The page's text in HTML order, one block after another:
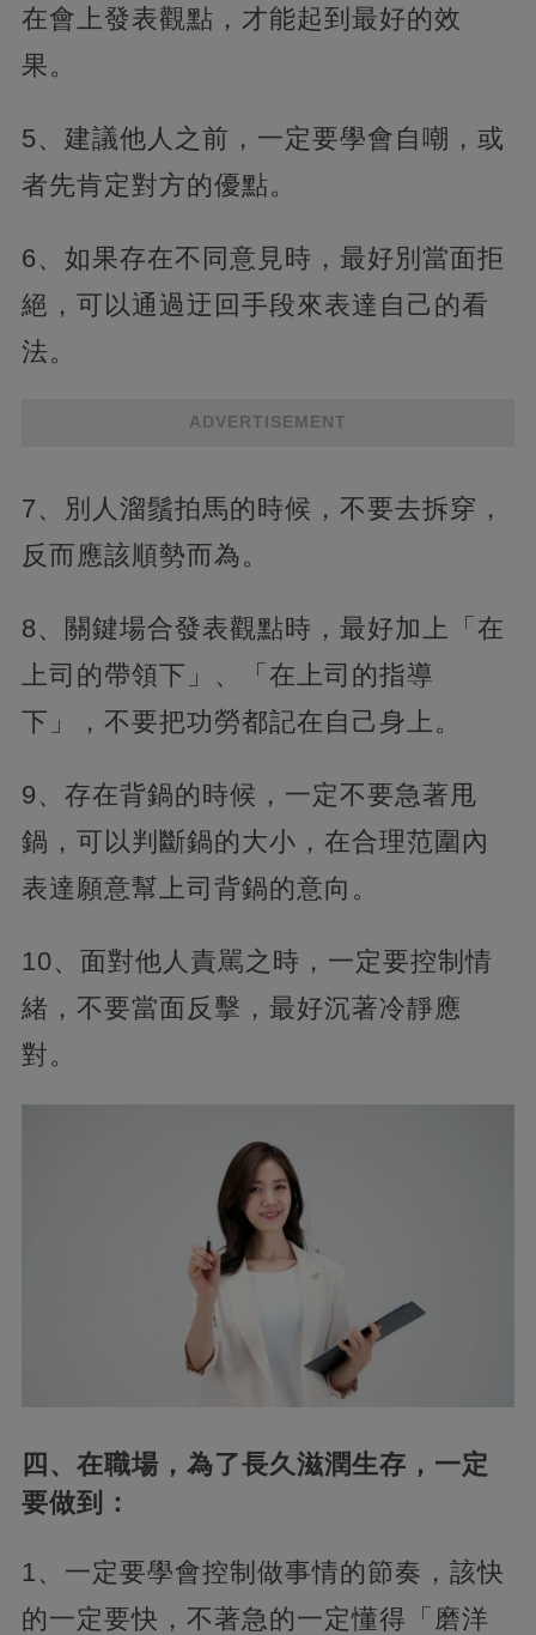
在會上發表觀點，才能起到最好的效
果。
5、建議他人之前，一定要學會自嘲，或
者先肯定對方的優點。
6、如果存在不同意見時，最好別當面拒
絕，可以通過迂回手段來表達自己的看
法。
ADVERTISEMENT
7、別人溜鬚拍馬的時候，不要去拆穿，
反而應該順勢而為。
8、關鍵場合發表觀點時，最好加上「在
上司的帶領下」、「在上司的指導
下」，不要把功勞都記在自己身上。
9、存在背鍋的時候，一定不要急著甩
鍋，可以判斷鍋的大小，在合理范圍內
表達願意幫上司背鍋的意向。
10、面對他人責駡之時，一定要控制情
緒，不要當面反擊，最好沉著冷靜應
對。
四、在職場，為了長久滋潤生存，一定
要做到：
1、一定要學會控制做事情的節奏，該快
的一定要快，不著急的一定懂得「磨洋